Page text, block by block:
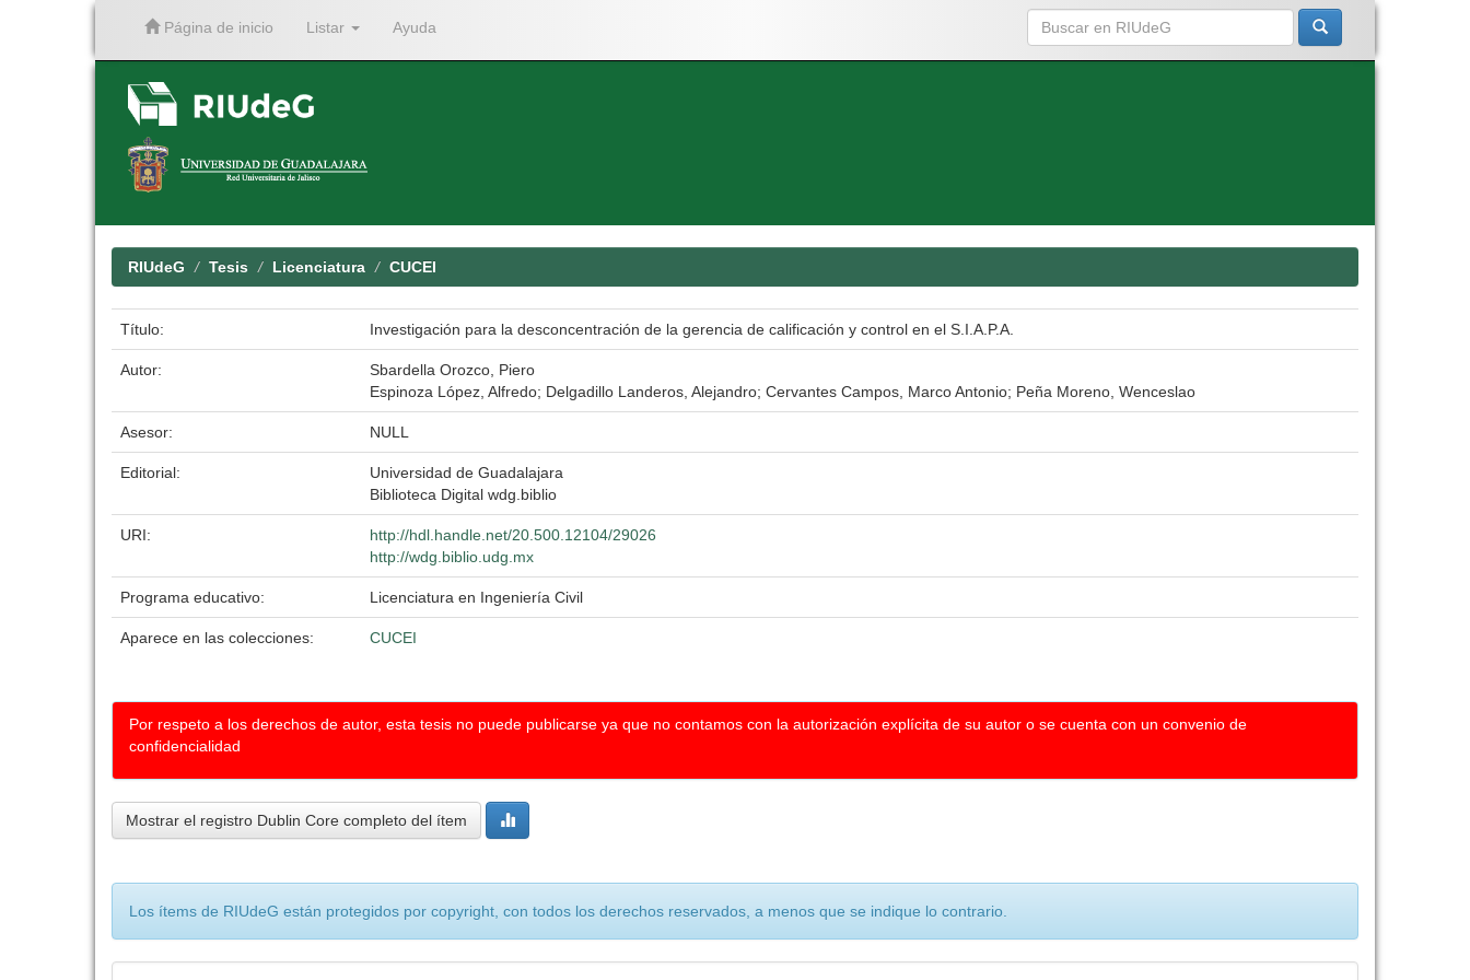
Página de inicio Listar Ayuda
RIUdeG Tesis Licenciatura CUCEI
Título: Investigación para la desconcentración de la gerencia de calificación y control en el S.I.A.P.A.
Autor:
Sbardella Orozco, Piero
Espinoza López, Alfredo; Delgadillo Landeros, Alejandro; Cervantes Campos, Marco Antonio; Peña Moreno, Wenceslao
Asesor: NULL
Editorial:
Universidad de Guadalajara
Biblioteca Digital wdg.biblio
URI:
http://hdl.handle.net/20.500.12104/29026
http://wdg.biblio.udg.mx
Programa educativo: Licenciatura en Ingeniería Civil
Aparece en las colecciones: CUCEI
Por respeto a los derechos de autor, esta tesis no puede publicarse ya que no contamos con la autorización explícita de su autor o se cuenta con un convenio de
confidencialidad
Mostrar el registro Dublin Core completo del ítem
Los ítems de RIUdeG están protegidos por copyright, con todos los derechos reservados, a menos que se indique lo contrario.